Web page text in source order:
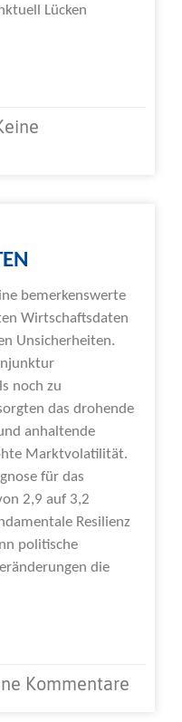
Lücken
bemerkenswerte
Wirtschaftsdaten
Unsicherheiten.
noch zu
das drohende
anhaltende
Marktvolatilität.
für das
2,9 auf 3,2
Resilienz
politische
die
Kommentare